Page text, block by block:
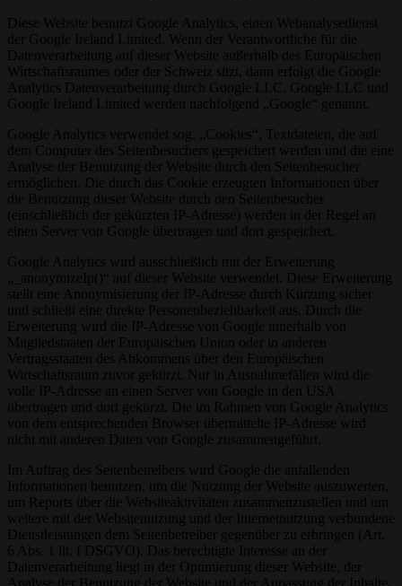
Diese Website benutzt Google Analytics, einen Webanalysedienst
der Google Ireland Limited. Wenn der Verantwortliche für die
Datenverarbeitung auf dieser Website außerhalb des Europäischen
Wirtschaftsraumes oder der Schweiz sitzt, dann erfolgt die Google
Analytics Datenverarbeitung durch Google LLC. Google LLC und
Google Ireland Limited werden nachfolgend „Google“ genannt.
Google Analytics verwendet sog. „Cookies“, Textdateien, die auf
dem Computer des Seitenbesuchers gespeichert werden und die eine
Analyse der Benutzung der Website durch den Seitenbesucher
ermöglichen. Die durch das Cookie erzeugten Informationen über
die Benutzung dieser Website durch den Seitenbesucher
(einschließlich der gekürzten IP-Adresse) werden in der Regel an
einen Server von Google übertragen und dort gespeichert.
Google Analytics wird ausschließlich mit der Erweiterung
„_anonymizeIp()“ auf dieser Website verwendet. Diese Erweiterung
stellt eine Anonymisierung der IP-Adresse durch Kürzung sicher
und schließt eine direkte Personenbeziehbarkeit aus. Durch die
Erweiterung wird die IP-Adresse von Google innerhalb von
Mitgliedstaaten der Europäischen Union oder in anderen
Vertragsstaaten des Abkommens über den Europäischen
Wirtschaftsraum zuvor gekürzt. Nur in Ausnahmefällen wird die
volle IP-Adresse an einen Server von Google in den USA
übertragen und dort gekürzt. Die im Rahmen von Google Analytics
von dem entsprechenden Browser übermittelte IP-Adresse wird
nicht mit anderen Daten von Google zusammengeführt.
Im Auftrag des Seitenbetreibers wird Google die anfallenden
Informationen benutzen, um die Nutzung der Website auszuwerten,
um Reports über die Websiteaktivitäten zusammenzustellen und um
weitere mit der Websitenutzung und der Internetnutzung verbundene
Dienstleistungen dem Seitenbetreiber gegenüber zu erbringen (Art.
6 Abs. 1 lit. f DSGVO). Das berechtigte Interesse an der
Datenverarbeitung liegt in der Optimierung dieser Website, der